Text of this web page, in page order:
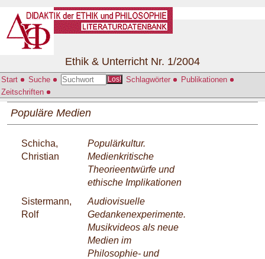
Start Suche Los! Schlagwörter
Publikationen
Zeitschriften
Ethik & Unterricht Nr. 1/2004
Populäre Medien
Schicha,
Christian
Populärkultur.
Medienkritische
Theorieentwürfe und
ethische Implikationen
Sistermann,
Rolf
Audiovisuelle
Gedankenexperimente.
Musikvideos als neue
Medien im
Philosophie- und